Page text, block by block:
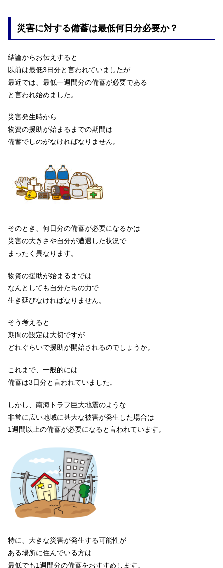
災害に対する備蓄は最低何日分必要か？
結論からお伝えすると
以前は最低3日分と言われていましたが
最近では、最低一週間分の備蓄が必要である
と言われ始めました。
災害発生時から
物資の援助が始まるまでの期間は
備蓄でしのがなければなりません。
そのとき、何日分の備蓄が必要になるかは
災害の大きさや自分が遭遇した状況で
まったく異なります。
物資の援助が始まるまでは
なんとしても自分たちの力で
生き延びなければなりません。
そう考えると
期間の設定は大切ですが
どれぐらいで援助が開始されるのでしょうか。
これまで、一般的には
備蓄は3日分と言われていました。
しかし、南海トラフ巨大地震のような
非常に広い地域に甚大な被害が発生した場合は
1週間以上の備蓄が必要になると言われています。
特に、大きな災害が発生する可能性が
ある場所に住んでいる方は
最低でも1週間分の備蓄をおすすめします。